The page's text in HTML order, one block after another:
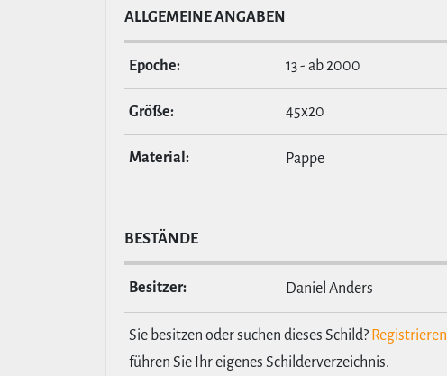
ALL­GE­MEINE ANGABEN
Epoche: 13 - ab 2000
Größe: 45x20
Material: Pappe
BESTÄNDE
Besitzer: Daniel Anders
Sie besitzen oder suchen dieses Schild? Registrieren
führen Sie Ihr eigenes Schilderverzeichnis.